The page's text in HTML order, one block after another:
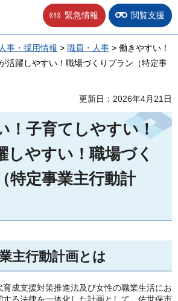
緊急情報 閲覧支援
人事・採用情報 > 職員・人事 > 働きやすい！
活躍しやすい！職場づくりプラン（特定事
更新日：2026年4月21日
！子育てしやすい！
しやすい！職場づく
特定事業主行動計
主行動計画とは
育成支援対策推進法及び女性の職業生活にお